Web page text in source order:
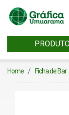
Home Ficha de Bar